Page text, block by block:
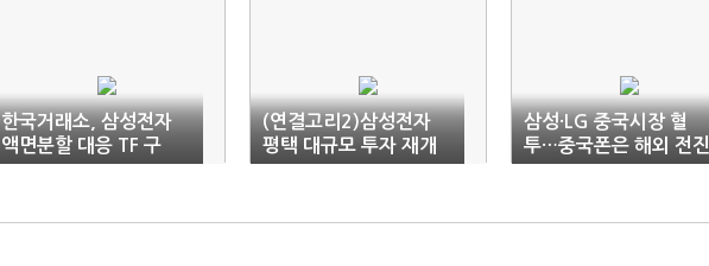
한국거래소, 삼성전자
액면분할 대응 TF 구
성…"매매정지 단축 논
(연결고리2)삼성전자
평택 대규모 투자 재개
삼성·LG 중국시장 혈
투…중국폰은 해외 전진